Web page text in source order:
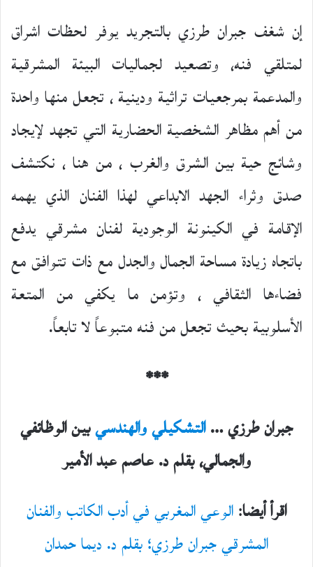
إن شغف جبران طرزي بالتجريد يوفر لحظات اشراق
لمتلقي فنه، وتصعيد لجماليات البيئة المشرقية
والمدعمة بمرجعيات تراثية ودينية ، تجعل منها واحدة
من أهم مظاهر الشخصية الحضارية التي تجهد لإيجاد
وشائج حية بين الشرق والغرب ، من هنا ، نكتشف
صدق وثراء الجهد الابداعي لهذا الفنان الذي يهمه
الإقامة في الكينونة الوجودية لفنان مشرقي يدفع
باتجاه زيادة مساحة الجمال والجدل مع ذات تتوافق مع
فضاءها الثقافي ، وتؤمن ما يكفي من المتعة
الأسلوبية بحيث تجعل من فنه متبوعاً لا تابعاً.
***
جبران طرزي …التشكيلي والهندسيبين الوظائفي
والجمالي، بقلم د. عاصم عبد الأمير
اقرأ أيضا:الوعي المغربي في أدب الكاتب والفنان
المشرقي جبران طرزي؛ بقلم د. ديما حمدان